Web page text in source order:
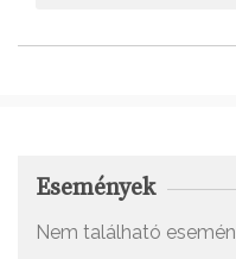
Események
Nem található